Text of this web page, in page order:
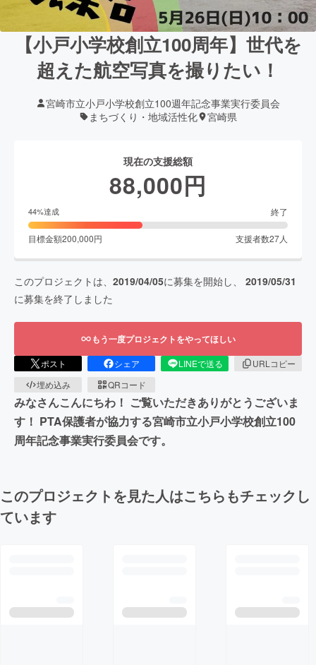
【小戸小学校創立100周年】世代を
超えた航空写真を撮りたい！
宮崎市立小戸小学校創立100週年記念事業実行委員会
まちづくり・地域活性化
宮崎県
現在の支援総額
88,000円
44%達成 終了
目標金額200,000円 支援者数27人
このプロジェクトは、 2019/04/05に募集を開始し、 2019/05/31
に募集を終了しました
もう一度プロジェクトをやってほしい
ポスト シェア LINEで送る
URLコピー
埋め込み
QRコード
みなさんこんにちわ！ ご覧いただきありがとうございま
す！ PTA保護者が協力する宮崎市立小戸小学校創立100
周年記念事業実行委員会です。
このプロジェクトを見た人はこちらもチェックし
ています